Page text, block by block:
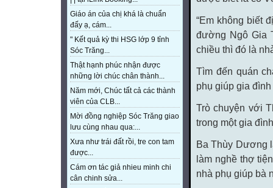
Giáo án của chị khá là chuẩn
đấy ạ, cám...
" Kết quả kỳ thi HSG lớp 9 tỉnh
Sóc Trăng...
Thật hạnh phúc nhận được
những lời chúc chân thành...
Năm mới, Chúc tất cả các thành
viên của CLB...
Mời đồng nghiệp Sóc Trăng giao
lưu cùng nhau qua:...
Xưa như trái đất rồi, tre con tam
được...
Cám ơn tác giả nhieu minh chi
cân chinh sửa...
“Em không biết
đường Ngô Gia
chiều thì đó là
Tìm đến quán
phụ giúp gia
Trò chuyện với
trong một gia
Ba Thùy Dương
làm nghề thợ
nhà phụ giúp bà